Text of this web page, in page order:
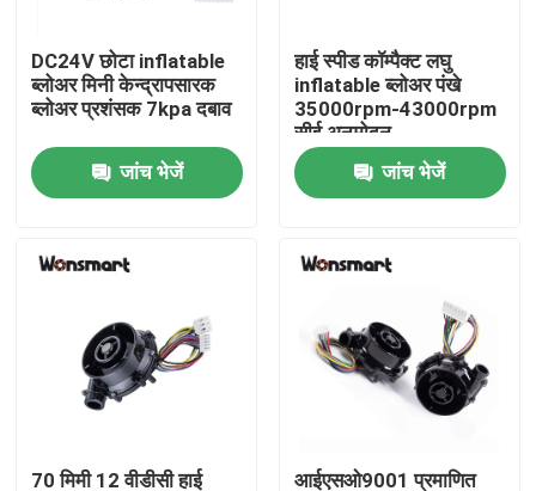
कारखाने का दौरा
गुणवत्ता नियंत्रण
हमसे संपर्क करें
समाचार
मामले
उद्धरण मांगें
DC24V छोटा inflatable
ब्लोअर मिनी केन्द्रापसारक
ब्लोअर प्रशंसक 7kpa दबाव
जांच भेजें
हाई स्पीड कॉम्पैक्ट लघु
inflatable ब्लोअर पंखे
35000rpm-43000rpm
सीई अनुमोदन
जांच भेजें
70 मिमी 12 वीडीसी हाई आईएसओ9001 प्रमाणित